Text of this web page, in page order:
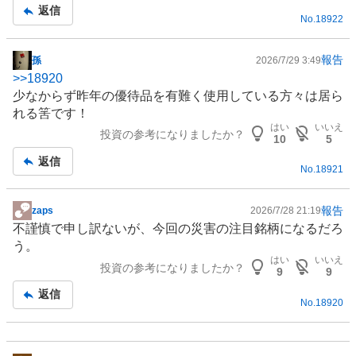
返信
No. 18922
掲
示
板
記
孫 2026/7/29 3:49報告
>>18920
少なからず昨年の優待品を有難く使用している方々は居ら
れる筈です！
投資の参考になりましたか？
はい
10
いいえ
5
返信
No.18921
掲
示
板
zaps 2026/7/28 21:19報告
不謹慎で申し訳ないが、今回の災害の注目銘柄になるだろ
う。
投資の参考になりましたか？
はい
9
いいえ
9
返信
No. 18920